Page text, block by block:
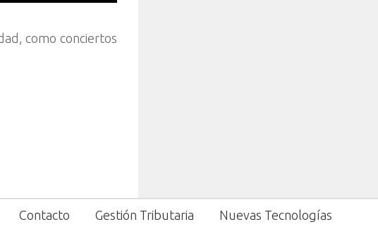
como conciertos
Contacto Gestión Tributaria Nuevas Tecnologías